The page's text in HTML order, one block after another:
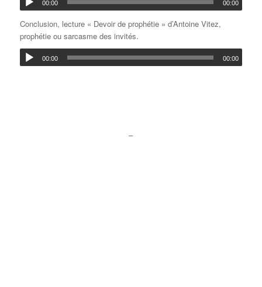
00:00 00:00
Conclusion, lecture « Devoir de prophétie » d’Antoine Vitez,
prophétie ou sarcasme des invités.
00:00 00:00
–